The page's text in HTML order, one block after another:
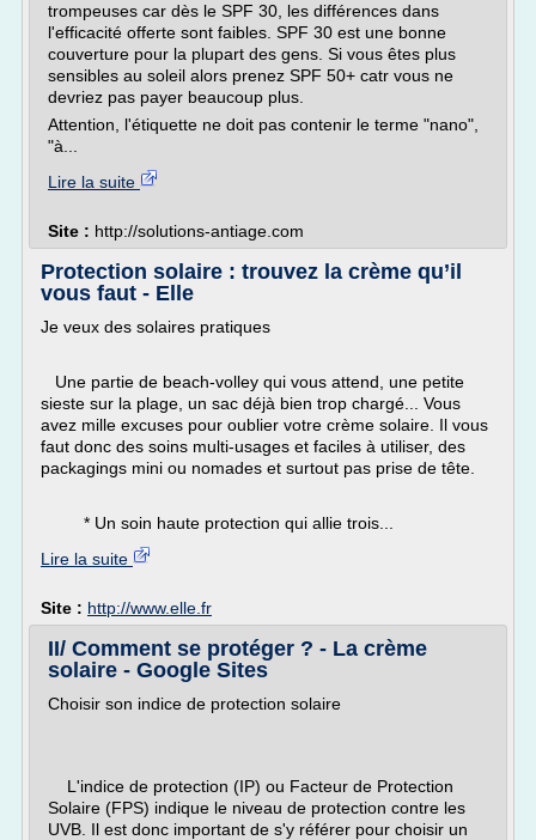
trompeuses car dès le SPF 30, les différences dans
l'efficacité offerte sont faibles. SPF 30 est une bonne
couverture pour la plupart des gens. Si vous êtes plus
sensibles au soleil alors prenez SPF 50+ catr vous ne
devriez pas payer beaucoup plus.
Attention, l'étiquette ne doit pas contenir le terme "nano",
"à...
Lire la suite
Site : http://solutions-antiage.com
Protection solaire : trouvez la crème qu’il
vous faut - Elle
Je veux des solaires pratiques
Une partie de beach-volley qui vous attend, une petite
sieste sur la plage, un sac déjà bien trop chargé... Vous
avez mille excuses pour oublier votre crème solaire. Il vous
faut donc des soins multi-usages et faciles à utiliser, des
packagings mini ou nomades et surtout pas prise de tête.
* Un soin haute protection qui allie trois...
Lire la suite
Site : http://www.elle.fr
II/ Comment se protéger ? - La crème
solaire - Google Sites
Choisir son indice de protection solaire
L'indice de protection (IP) ou Facteur de Protection
Solaire (FPS) indique le niveau de protection contre les
UVB. Il est donc important de s'y référer pour choisir un